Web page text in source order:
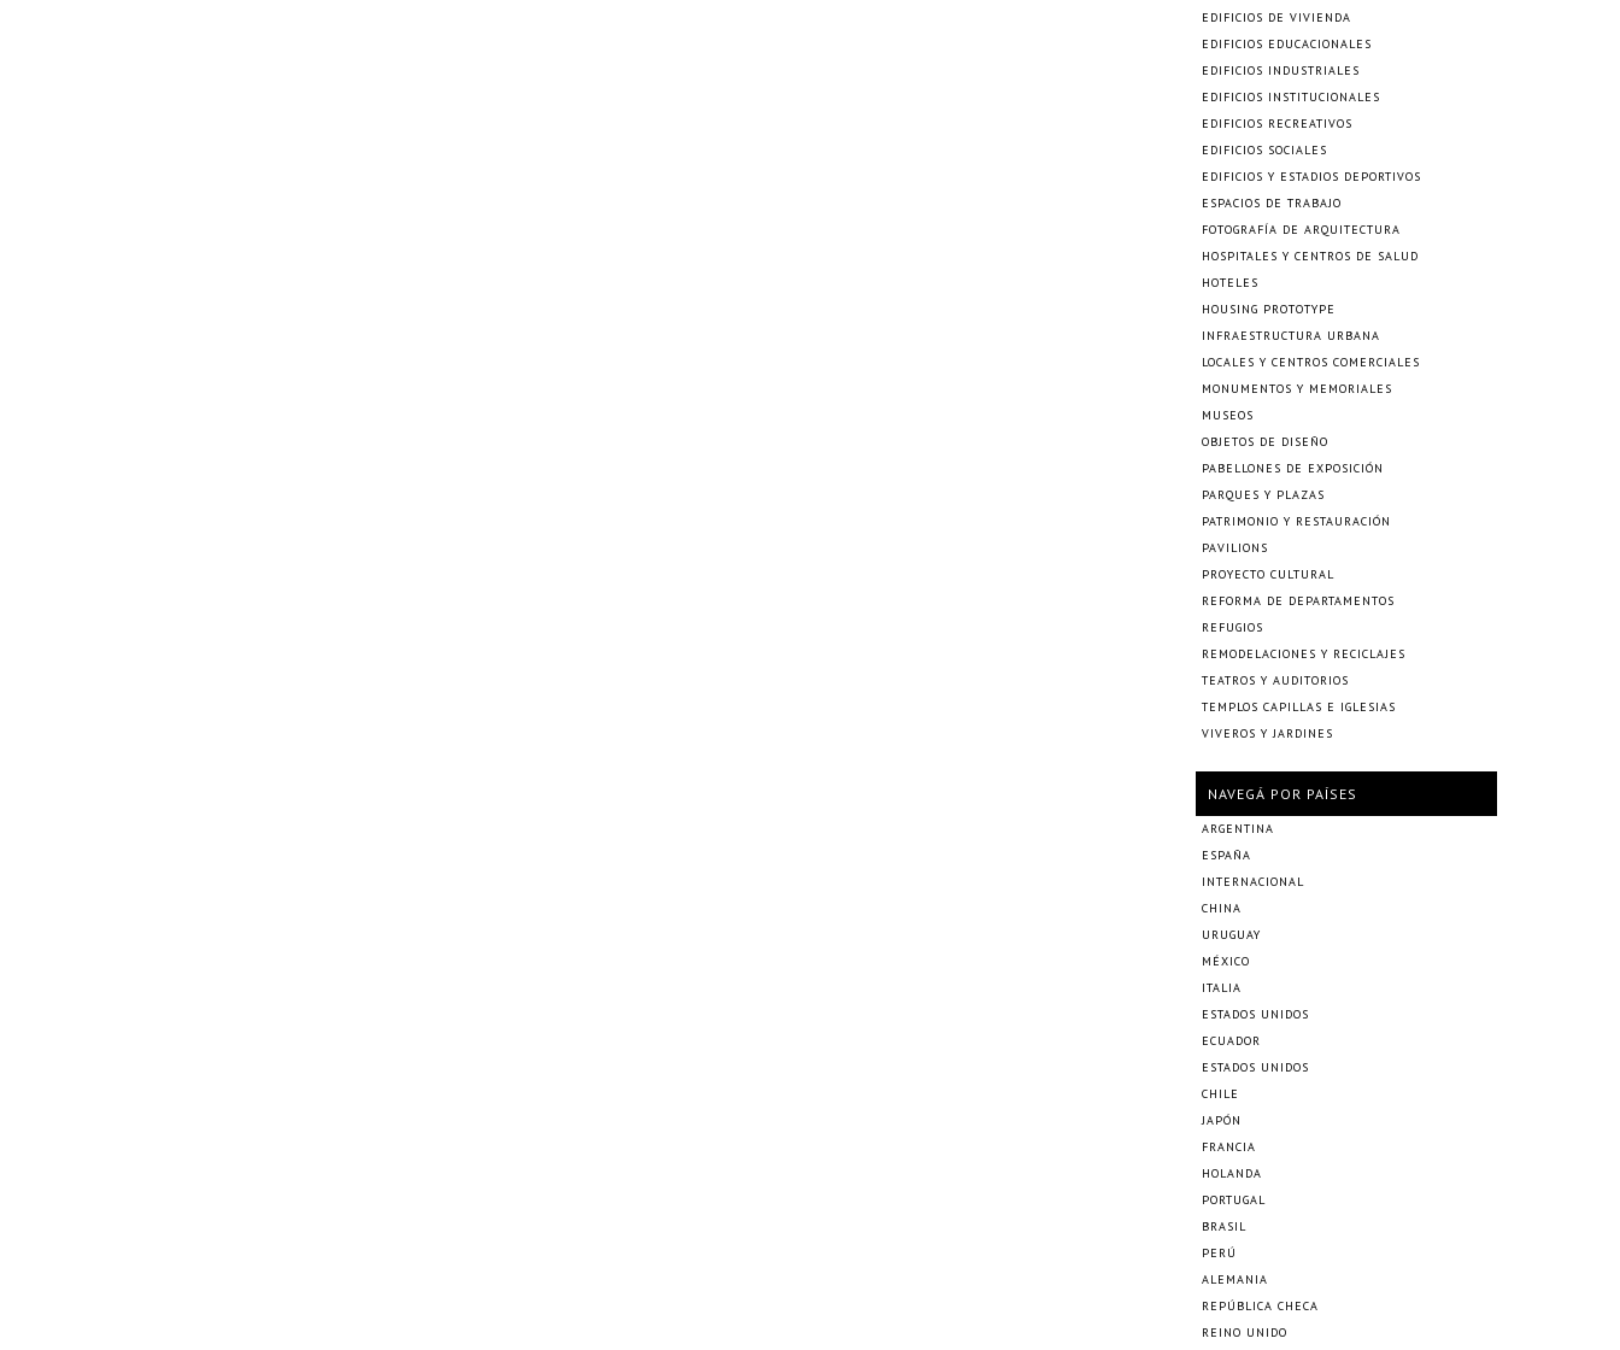
EDIFICIOS DE VIVIENDA
EDIFICIOS EDUCACIONALES
EDIFICIOS INDUSTRIALES
EDIFICIOS INSTITUCIONALES
EDIFICIOS RECREATIVOS
EDIFICIOS SOCIALES
EDIFICIOS Y ESTADIOS DEPORTIVOS
ESPACIOS DE TRABAJO
FOTOGRAFÍA DE ARQUITECTURA
HOSPITALES Y CENTROS DE SALUD
HOTELES
HOUSING PROTOTYPE
INFRAESTRUCTURA URBANA
LOCALES Y CENTROS COMERCIALES
MONUMENTOS Y MEMORIALES
MUSEOS
OBJETOS DE DISEÑO
PABELLONES DE EXPOSICIÓN
PARQUES Y PLAZAS
PATRIMONIO Y RESTAURACIÓN
PAVILIONS
PROYECTO CULTURAL
REFORMA DE DEPARTAMENTOS
REFUGIOS
REMODELACIONES Y RECICLAJES
TEATROS Y AUDITORIOS
TEMPLOS CAPILLAS E IGLESIAS
VIVEROS Y JARDINES
NAVEGÁ POR PAÍSES
ARGENTINA
ESPAÑA
INTERNACIONAL
CHINA
URUGUAY
MÉXICO
ITALIA
ESTADOS UNIDOS
ECUADOR
ESTADOS UNIDOS
CHILE
JAPÓN
FRANCIA
HOLANDA
PORTUGAL
BRASIL
PERÚ
ALEMANIA
REPÚBLICA CHECA
REINO UNIDO